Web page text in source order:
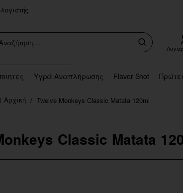
Υγρά Αναπλήρωσης Flavor Shot
Classic Matata
home
Twelve Monkeys Classic Matata 120ml